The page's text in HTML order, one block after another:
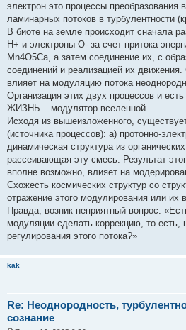
электрон это процессы преобразования
ламинарных потоков в турбулентности
В биоте на земле происходит сначала
H+ и электроны O- за счет притока
Mn4O5Ca, а затем соединение их, с
соединений и реализацией их движения.
влияет на модуляцию потока
Организация этих двух процессов и
ЖИЗНЬ – модулятор вселенной.
Исходя из вышеизложенного,
(источника процессов): а) протонно-
динамическая структура из
рассеивающая эту смесь. Результат
вполне возможно, влияет на
Схожесть космических структур со
отражение этого модулирования или их
Правда, возник неприятный вопрос:
модуляции сделать коррекцию, то есть,
регулирования этого потока?»
kak
Re: Неоднородность,
сознание